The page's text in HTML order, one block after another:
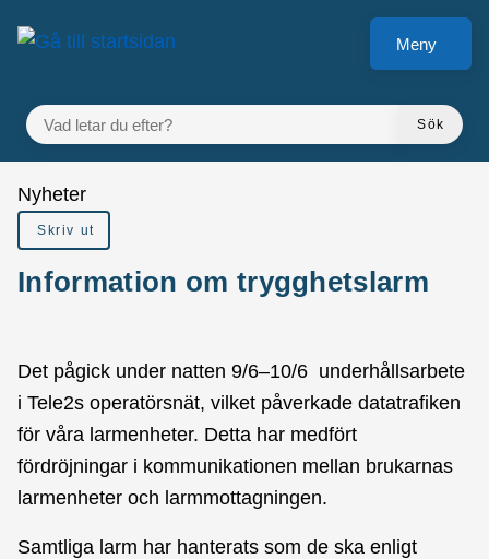
Gå till innehåll
Meny
VAD LETAR DU EFTER?
Sök
Du är här:
Nyheter
Skriv ut
Information om trygghetslarm
Det pågick under natten 9/6–10/6 underhållsarbete
i Tele2s operatörsnät, vilket påverkade datatrafiken
för våra larmenheter. Detta har medfört
fördröjningar i kommunikationen mellan brukarnas
larmenheter och larmmottagningen.
Samtliga larm har hanterats som de ska enligt